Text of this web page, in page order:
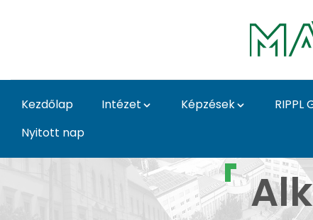
Kezdőlap Intézet Képzések RIPPL
Nyitott nap
Alkotások